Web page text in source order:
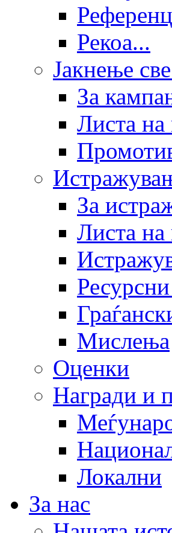
Рекоа...
Јакнење
За
Листа
За
Листа
Мислења
Оценки
Награди и
Локални
За нас